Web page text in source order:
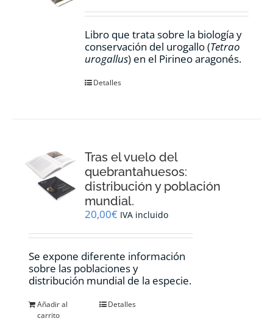
Libro que trata sobre la biología y
conservación del urogallo (Tetrao
urogallus) en el Pirineo aragonés.
Detalles
Tras el vuelo del
quebrantahuesos:
distribución y población
mundial.
20,00€ IVA incluido
Se expone diferente información
sobre las poblaciones y
distribución mundial de la especie.
Añadir al
carrito
Detalles